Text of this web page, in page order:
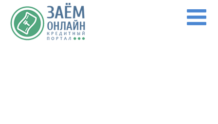
Перейти к основному содержанию